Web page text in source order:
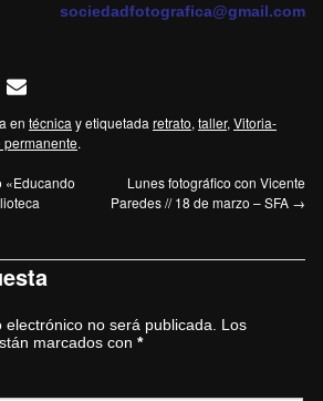
sociedadfotografica@gmail.com
en técnica y etiquetada retrato, taller, Vitoria-
permanente.
«Educando
Lunes fotográfico con Vicente
Paredes // 18 de marzo – SFA →
no será publicada.
Los
marcados con *